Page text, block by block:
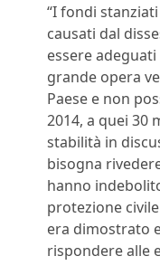
“I fondi
causati dal
essere adeguati
grande opera
Paese e non
2014, a quei 30
stabilità in
bisogna
hanno
protezione
era dimostrato
rispondere alle